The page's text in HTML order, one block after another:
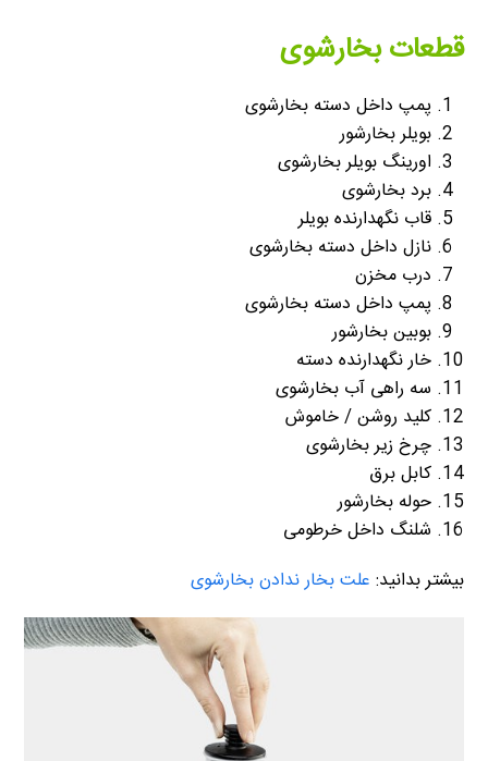
قطعات بخارشوی
پمپ داخل دسته بخارشوی
بویلر بخارشور
اورینگ بویلر بخارشوی
برد بخارشوی
قاب نگهدارنده بویلر
نازل داخل دسته بخارشوی
درب مخزن
پمپ داخل دسته بخارشوی
بوبین بخارشور
خار نگهدارنده دسته
سه راهی آب بخارشوی
کلید روشن / خاموش
چرخ زیر بخارشوی
کابل برق
حوله بخارشور
شلنگ داخل خرطومی
بیشتر بدانید: علت بخار ندادن بخارشوی